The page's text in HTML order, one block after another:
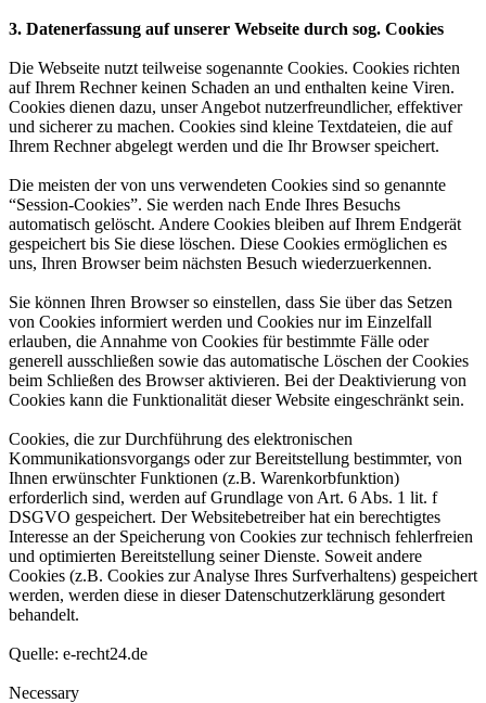
3. Datenerfassung auf unserer Webseite durch sog. Cookies
Die Webseite nutzt teilweise sogenannte Cookies. Cookies richten
auf Ihrem Rechner keinen Schaden an und enthalten keine Viren.
Cookies dienen dazu, unser Angebot nutzerfreundlicher, effektiver
und sicherer zu machen. Cookies sind kleine Textdateien, die auf
Ihrem Rechner abgelegt werden und die Ihr Browser speichert.
Die meisten der von uns verwendeten Cookies sind so genannte
“Session-Cookies”. Sie werden nach Ende Ihres Besuchs
automatisch gelöscht. Andere Cookies bleiben auf Ihrem Endgerät
gespeichert bis Sie diese löschen. Diese Cookies ermöglichen es
uns, Ihren Browser beim nächsten Besuch wiederzuerkennen.
Sie können Ihren Browser so einstellen, dass Sie über das Setzen
von Cookies informiert werden und Cookies nur im Einzelfall
erlauben, die Annahme von Cookies für bestimmte Fälle oder
generell ausschließen sowie das automatische Löschen der Cookies
beim Schließen des Browser aktivieren. Bei der Deaktivierung von
Cookies kann die Funktionalität dieser Website eingeschränkt sein.
Cookies, die zur Durchführung des elektronischen
Kommunikationsvorgangs oder zur Bereitstellung bestimmter, von
Ihnen erwünschter Funktionen (z.B. Warenkorbfunktion)
erforderlich sind, werden auf Grundlage von Art. 6 Abs. 1 lit. f
DSGVO gespeichert. Der Websitebetreiber hat ein berechtigtes
Interesse an der Speicherung von Cookies zur technisch fehlerfreien
und optimierten Bereitstellung seiner Dienste. Soweit andere
Cookies (z.B. Cookies zur Analyse Ihres Surfverhaltens) gespeichert
werden, werden diese in dieser Datenschutzerklärung gesondert
behandelt.
Quelle: e-recht24.de
Necessary